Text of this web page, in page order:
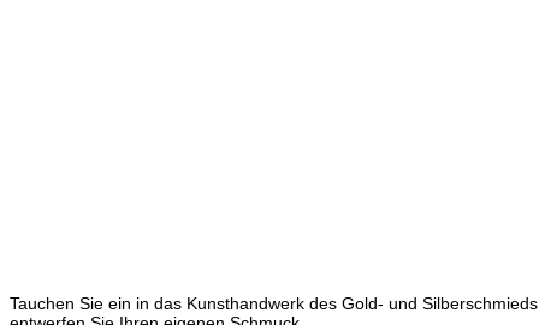
Tauchen Sie ein in das Kunsthandwerk des Gold- und